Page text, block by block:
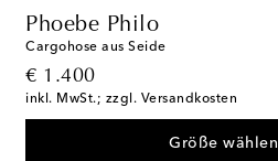
Phoebe Philo
Cargohose aus Seide
€ 1.400
original price
inkl. MwSt.; zzgl. Versandkosten
Größe wählen